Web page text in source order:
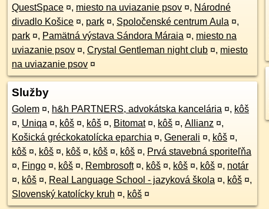
QuestSpace ¤, miesto na uviazanie psov ¤, Národné
divadlo Košice ¤, park ¤, Spoločenské centrum Aula ¤,
park ¤, Pamätná výstava Sándora Máraia ¤, miesto na
uviazanie psov ¤, Crystal Gentleman night club ¤, miesto
na uviazanie psov ¤
Služby
Golem ¤, h&h PARTNERS, advokátska kancelária ¤, kôš
¤, Uniqa ¤, kôš ¤, kôš ¤, Bitomat ¤, kôš ¤, Allianz ¤,
Košická gréckokatolícka eparchia ¤, Generali ¤, kôš ¤,
kôš ¤, kôš ¤, kôš ¤, kôš ¤, kôš ¤, Prvá stavebná sporiteľňa
¤, Fingo ¤, kôš ¤, Rembrosoft ¤, kôš ¤, kôš ¤, kôš ¤, notár
¤, kôš ¤, Real Language School - jazyková škola ¤, kôš ¤,
Slovenský katolícky kruh ¤, kôš ¤